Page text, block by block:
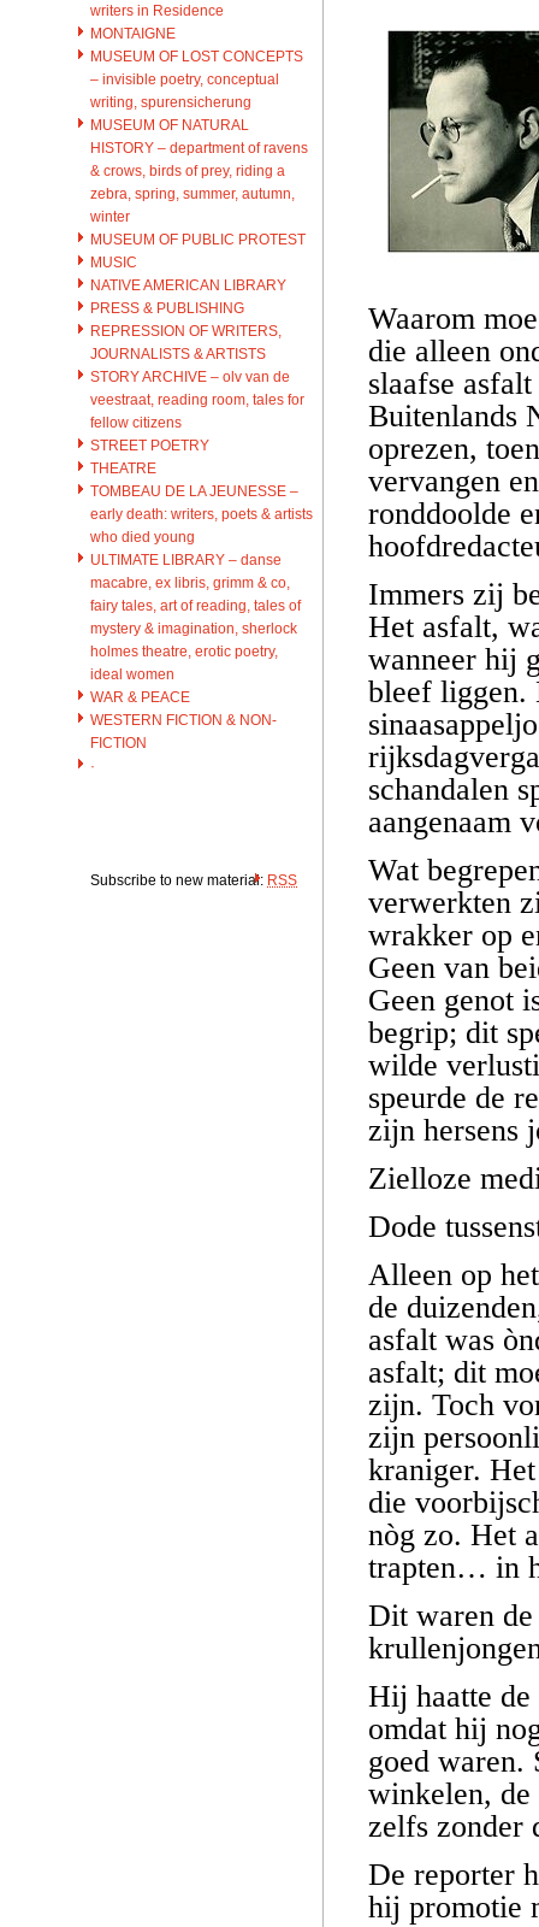
writers in Residence
MONTAIGNE
MUSEUM OF LOST CONCEPTS
– invisible poetry, conceptual
writing, spurensicherung
MUSEUM OF NATURAL
HISTORY – department of ravens
& crows, birds of prey, riding a
zebra, spring, summer, autumn,
winter
MUSEUM OF PUBLIC PROTEST
MUSIC
NATIVE AMERICAN LIBRARY
PRESS & PUBLISHING
REPRESSION OF WRITERS,
JOURNALISTS & ARTISTS
STORY ARCHIVE – olv van de
veestraat, reading room, tales for
fellow citizens
STREET POETRY
THEATRE
TOMBEAU DE LA JEUNESSE –
early death: writers, poets & artists
who died young
ULTIMATE LIBRARY – danse
macabre, ex libris, grimm & co,
fairy tales, art of reading, tales of
mystery & imagination, sherlock
holmes theatre, erotic poetry,
ideal women
WAR & PEACE
WESTERN FICTION & NON-
FICTION
·
Subscribe to new material: RSS
Waarom
die alleen
slaafse
Buitenlands
oprezen,
vervangen
ronddoolde
Immers zij
Het asfalt,
wanneer hij
bleef liggen.
schandalen
aangenaam
Wat
verwerkten
wrakker op
Geen van
Geen genot
begrip; dit
wilde
speurde de
zijn hersens
Zielloze
Dode
Alleen op
de
asfalt was
asfalt; dit
zijn. Toch
zijn
kraniger.
die
nòg zo. Het
trapten… in
Dit waren de
Hij haatte
omdat hij
goed waren.
winkelen, de
zelfs zonder
De reporter
hij promotie